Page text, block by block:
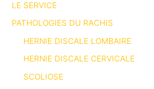
LE SERVICE
PATHOLOGIES DU RACHIS
HERNIE DISCALE LOMBAIRE
HERNIE DISCALE CERVICALE
SCOLIOSE